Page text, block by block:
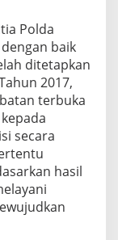
Polda
baik
ditetapkan
2017,
terbuka
secara
hasil